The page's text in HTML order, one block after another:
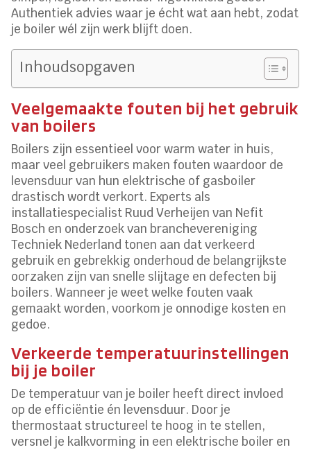
Authentiek advies waar je écht wat aan hebt, zodat
je boiler wél zijn werk blijft doen.
Inhoudsopgaven
Veelgemaakte fouten bij het gebruik
van boilers
Boilers zijn essentieel voor warm water in huis,
maar veel gebruikers maken fouten waardoor de
levensduur van hun elektrische of gasboiler
drastisch wordt verkort. Experts als
installatiespecialist Ruud Verheijen van Nefit
Bosch en onderzoek van branchevereniging
Techniek Nederland tonen aan dat verkeerd
gebruik en gebrekkig onderhoud de belangrijkste
oorzaken zijn van snelle slijtage en defecten bij
boilers. Wanneer je weet welke fouten vaak
gemaakt worden, voorkom je onnodige kosten en
gedoe.
Verkeerde temperatuurinstellingen
bij je boiler
De temperatuur van je boiler heeft direct invloed
op de efficiëntie én levensduur. Door je
thermostaat structureel te hoog in te stellen,
versnel je kalkvorming in een elektrische boiler en